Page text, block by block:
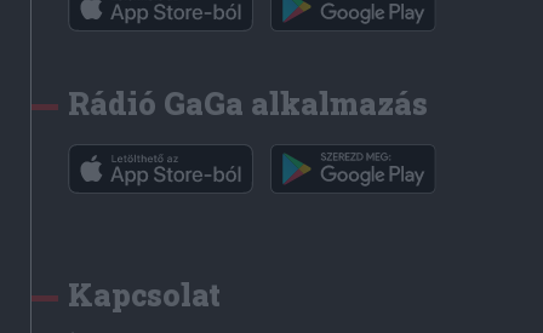
Rádió GaGa alkalmazás
Kapcsolat